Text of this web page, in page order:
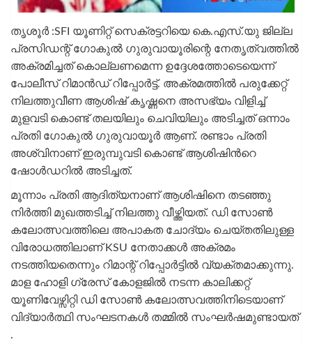
തൃശൂർ :SFI യൂണിറ്റ് സെക്രട്ടറിയെ കെ.എസ്.യു ജില്ല
പ്രസിഡന്റ് ഗോകുല്‍ ഗുരുവായൂരിന്റെ നേതൃത്വത്തില്‍
അക്രമിച്ചത് കൊല്ലണമെന്ന ഉദ്ദേശത്തോടെയെന്ന്
പോലീസ് റിമാന്‍ഡ് റിപ്പോര്‍ട്ട്. അക്രമത്തില്‍ പരുക്കേറ്റ്
നിലത്തുവീണ ആശിഷ് കൃഷ്ണനെ അസഭ്യം വിളിച്ച്
മുളവടി കൊണ്ട് തലയിലും ചെവിയിലും അടിച്ചത് ഒന്നാം
പ്രതി ഗോകുല്‍ ഗുരുവായൂര്‍ ആണ്. രണ്ടാം പ്രതി
അശ്വിനാണ് ഇരുമ്പുവടി കൊണ്ട് ആശിഷിന്‍റെ
ഷോൾഡറില്‍ അടിച്ചത്.
മൂന്നാം പ്രതി ആദിത്യനാണ് ആശിഷിനെ തടഞ്ഞു
നിര്‍ത്തി മുഖത്തടിച്ച് നിലത്തു വീഴ്ത്തിയത്. ഡി സോൺ
കലോത്സവത്തിലെ അപാകത ചോദ്യം ചെയ്തതിലുള്ള
വിരോധത്തിലാണ് KSU നേതാക്കള്‍ അക്രമം
നടത്തിയതെന്നും റിമാന്റ് റിപ്പോര്‍ട്ടിൽ വ്യക്തമാക്കുന്നു.
മാള ഹോളി ഗ്രേസ് കോളജിൽ നടന്ന കാലിക്കറ്റ്
യൂണിവേഴ്സിറ്റി ഡി സോൺ കലോത്സവത്തിനിടെയാണ്
വിദ്യാർത്ഥി സംഘടനകൾ തമ്മിൽ സംഘർഷമുണ്ടായത്
.